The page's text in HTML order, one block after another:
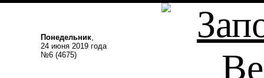
Понедельник,
24 июня 2019 года
№6 (4675)